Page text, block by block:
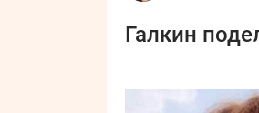
Галкин